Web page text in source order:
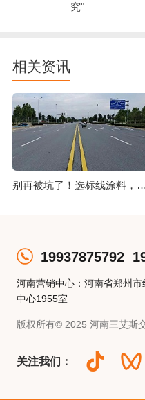
究"
相关资讯
别再被坑了！选标线涂料，这几点比价格更重要
19937875792
河南营销中心：河南省郑州
中心1955室
版权所有© 2025 河南三艾斯
关注我们：